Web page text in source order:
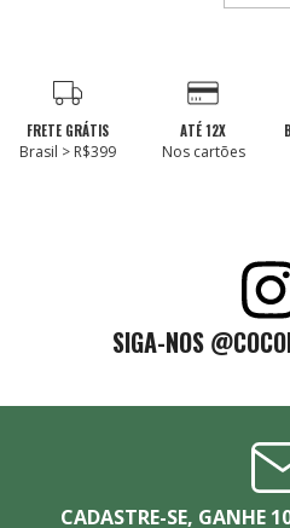
FRETE GRÁTIS
Brasil > R$399
ATÉ 12X
Nos cartões
SIGA-NOS
CADASTRE-SE, GANHE